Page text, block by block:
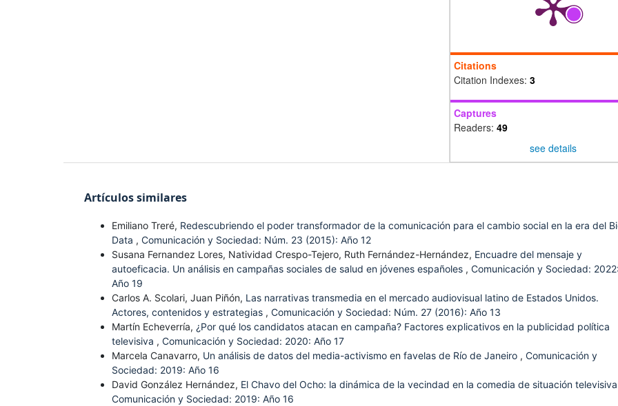
Citations
Citation Indexes: 3
Captures
Readers: 49
see details
Artículos similares
Emiliano Treré, Redescubriendo el poder transformador de la comunicación para el cambio social en la era del
Data , Comunicación y Sociedad: Núm. 23 (2015): Año 12
Susana Fernandez Lores, Natividad Crespo-Tejero, Ruth Fernández-Hernández, Encuadre del mensaje y
autoeficacia. Un análisis en campañas sociales de salud en jóvenes españoles , Comunicación y Sociedad:
Año 19
Carlos A. Scolari, Juan Piñón, Las narrativas transmedia en el mercado audiovisual latino de Estados Unidos.
Actores, contenidos y estrategias , Comunicación y Sociedad: Núm. 27 (2016): Año 13
Martín Echeverría, ¿Por qué los candidatos atacan en campaña? Factores explicativos en la publicidad política
televisiva , Comunicación y Sociedad: 2020: Año 17
Marcela Canavarro, Un análisis de datos del media-activismo en favelas de Río de Janeiro , Comunicación y
Sociedad: 2019: Año 16
David González Hernández, El Chavo del Ocho: la dinámica de la vecindad en la comedia de situación
Comunicación y Sociedad: 2019: Año 16